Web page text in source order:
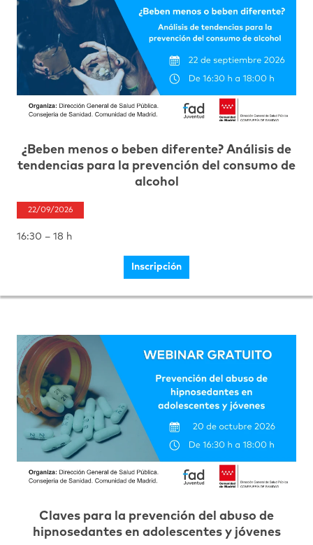
¿Beben menos o beben diferente? Análisis de
tendencias para la prevención del consumo de
alcohol
22/09/2026
16:30 – 18 h
Inscripción
Claves para la prevención del abuso de
hipnosedantes en adolescentes y jóvenes